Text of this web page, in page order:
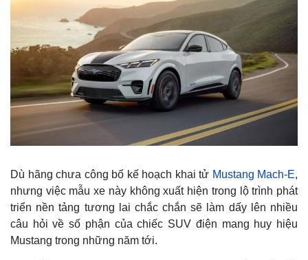
Dù hãng chưa công bố kế hoạch khai tử Mustang Mach-E,
nhưng việc mẫu xe này không xuất hiện trong lộ trình phát
triển nền tảng tương lai chắc chắn sẽ làm dấy lên nhiều
câu hỏi về số phận của chiếc SUV điện mang huy hiệu
Mustang trong những năm tới.